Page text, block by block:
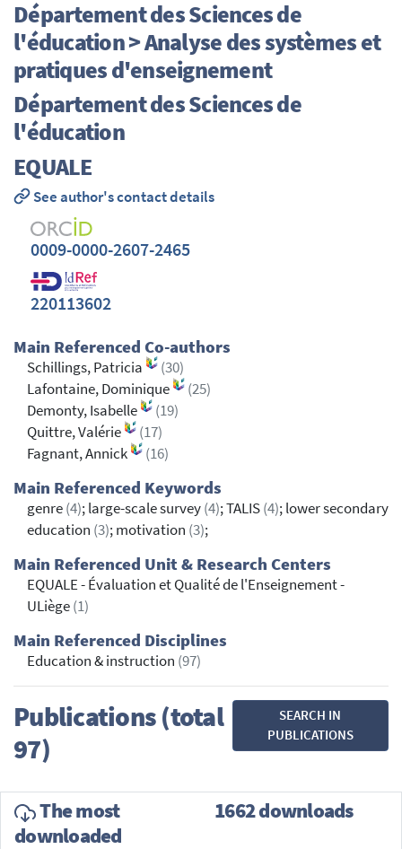
Département des Sciences de
l'éducation > Analyse des systèmes et
pratiques d'enseignement
Département des Sciences de
l'éducation
EQUALE
See author's contact details
0009-0000-2607-2465
220113602
Main Referenced Co-authors
Schillings, Patricia
(30)
Lafontaine, Dominique
(25)
Demonty, Isabelle
(19)
Quittre, Valérie
(17)
Fagnant, Annick
(16)
Main Referenced Keywords
genre(4); large-scale survey(4); TALIS(4); lower secondary
education (3); motivation (3);
Main Referenced Unit & Research Centers
EQUALE - Évaluation et Qualité de l'Enseignement -
ULiège(1)
Main Referenced Disciplines
Education & instruction (97)
Publications (total
97)
SEARCH IN
PUBLICATIONS
The most
downloaded
1662 downloads